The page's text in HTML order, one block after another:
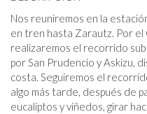
Nos reuniremos en la
en tren hasta Zarautz. Por
realizaremos el recorrido
por San Prudencio y Askizu,
costa. Seguiremos el
algo más tarde, después de
eucaliptos y viñedos, girar